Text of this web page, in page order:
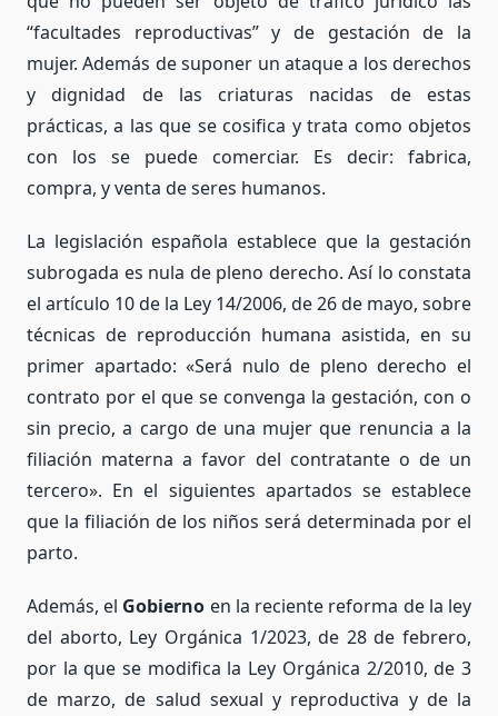
“facultades reproductivas” y de gestación de la
mujer. Además de suponer un ataque a los derechos
y dignidad de las criaturas nacidas de estas
prácticas, a las que se cosifica y trata como objetos
con los se puede comerciar. Es decir: fabrica,
compra, y venta de seres humanos.
La legislación española establece que la gestación
subrogada es nula de pleno derecho. Así lo constata
el artículo 10 de la Ley 14/2006, de 26 de mayo, sobre
técnicas de reproducción humana asistida, en su
primer apartado: «Será nulo de pleno derecho el
contrato por el que se convenga la gestación, con o
sin precio, a cargo de una mujer que renuncia a la
filiación materna a favor del contratante o de un
tercero». En el siguientes apartados se establece
que la filiación de los niños será determinada por el
parto.
Además, el Gobierno en la reciente reforma de la ley
del aborto, Ley Orgánica 1/2023, de 28 de febrero,
por la que se modifica la Ley Orgánica 2/2010, de 3
de marzo, de salud sexual y reproductiva y de la